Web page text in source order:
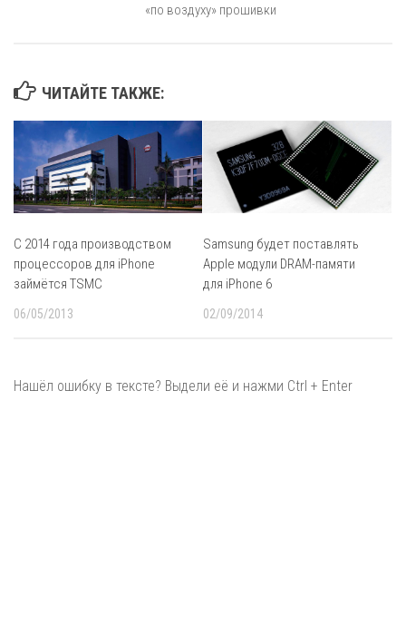
«по воздуху» прошивки
ЧИТАЙТЕ ТАКЖЕ:
С 2014 года производством
процессоров для iPhone
займётся TSMC
06/05/2013
Samsung будет поставлять
Apple модули DRAM-памяти
для iPhone 6
02/09/2014
Нашёл ошибку в тексте? Выдели её и нажми Ctrl + Enter